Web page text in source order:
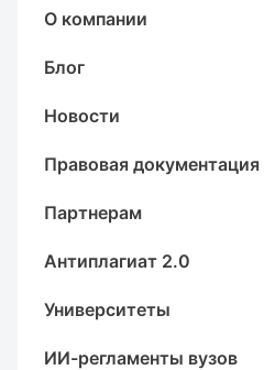
О компании
Блог
Новости
Правовая документация
Партнерам
Антиплагиат 2.0
Университеты
ИИ-регламенты вузов